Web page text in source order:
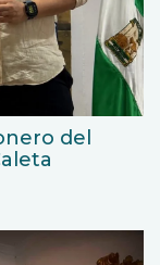
del